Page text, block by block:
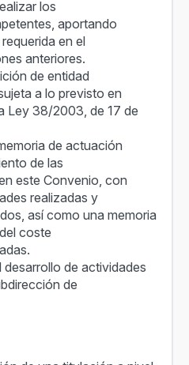
los
aportando
en el
anteriores.
de entidad
a lo previsto en
Ley 38/2003, de 17 de
de actuación
de las
este Convenio, con
realizadas y
así como una memoria
coste
de actividades
de